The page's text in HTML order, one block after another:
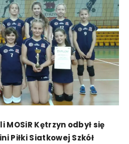
Kętrzyn odbył się
Piłki Siatkowej Szkół